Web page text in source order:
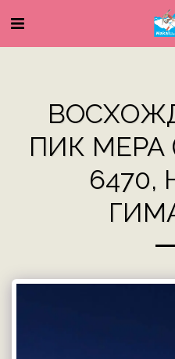
ПИК МЕРА
6470,